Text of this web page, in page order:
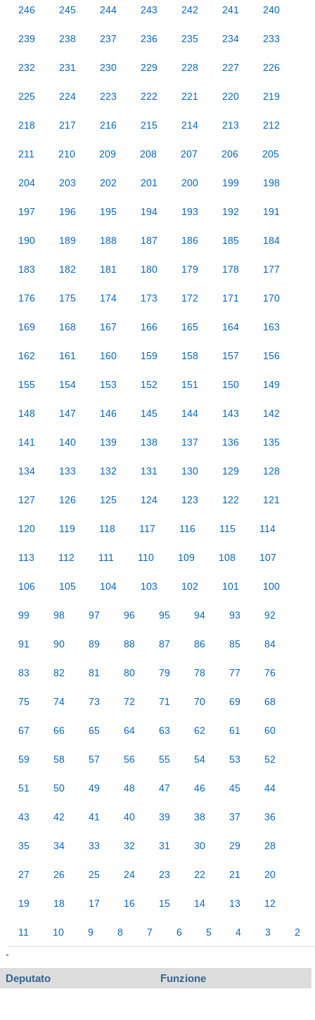
246 245 244 243 242 241 240
239 238 237 236 235 234 233
232 231 230 229 228 227 226
225 224 223 222 221 220 219
218 217 216 215 214 213 212
211 210 209 208 207 206 205
204 203 202 201 200 199 198
197 196 195 194 193 192 191
190 189 188 187 186 185 184
183 182 181 180 179 178 177
176 175 174 173 172 171 170
169 168 167 166 165 164 163
162 161 160 159 158 157 156
155 154 153 152 151 150 149
148 147 146 145 144 143 142
141 140 139 138 137 136 135
134 133 132 131 130 129 128
127 126 125 124 123 122 121
120 119 118 117 116 115 114
113 112 111 110 109 108 107
106 105 104 103 102 101 100
99 98 97 96 95 94 93 92
91 90 89 88 87 86 85 84
83 82 81 80 79 78 77 76
75 74 73 72 71 70 69 68
67 66 65 64 63 62 61 60
59 58 57 56 55 54 53 52
51 50 49 48 47 46 45 44
43 42 41 40 39 38 37 36
35 34 33 32 31 30 29 28
27 26 25 24 23 22 21 20
19 18 17 16 15 14 13 12
11 10 9 8 7 6 5 4 3
2
-
Deputato Funzione